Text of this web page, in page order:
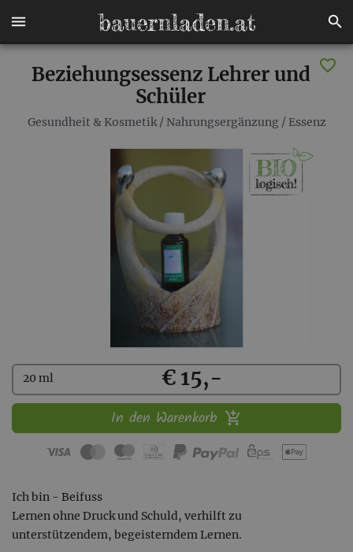
Beziehungsessenz Lehrer und
Schüler
Gesundheit & Kosmetik/ Nahrungsergänzung/ Essenz
Kaufen
20 ml € 15,-
In den Warenkorb
Ich bin - Beifuss
Lernen ohne Druck und Schuld, verhilft zu
unterstützendem, begeisterndem Lernen.